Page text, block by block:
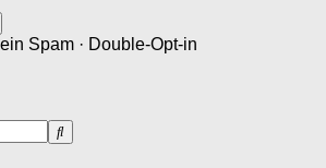
Spam · Double-Opt-in